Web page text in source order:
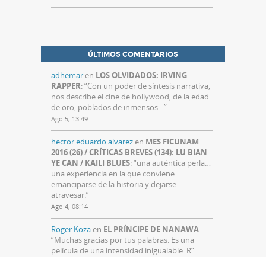
ÚLTIMOS COMENTARIOS
adhemaren LOS OLVIDADOS: IRVING
RAPPER: “Con un poder de síntesis narrativa,
nos describe el cine de hollywood, de la edad
de oro, poblados de inmensos…”
Ago 5, 13:49
hector eduardo alvarezen MES FICUNAM
2016 (26) / CRÍTICAS BREVES (134): LU BIAN
YE CAN / KAILI BLUES: “una auténtica perla…
una experiencia en la que conviene
emanciparse de la historia y dejarse
atravesar.”
Ago 4, 08:14
Roger Kozaen EL PRÍNCIPE DE NANAWA:
“Muchas gracias por tus palabras. Es una
película de una intensidad inigualable. R”